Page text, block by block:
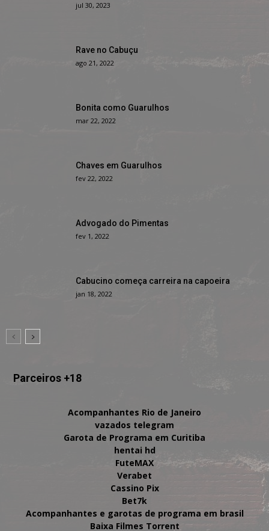
jul 30, 2023
Rave no Cabuçu
ago 21, 2022
Bonita como Guarulhos
mar 22, 2022
Chaves em Guarulhos
fev 22, 2022
Advogado do Pimentas
fev 1, 2022
Cabucino começa carreira na capoeira
jan 18, 2022
Parceiros +18
Acompanhantes Rio de Janeiro
vazados telegram
Garota de Programa em Curitiba
hentai hd
FuteMAX
Verabet
Cassino Pix
Bet7k
Acompanhantes e garotas de programa em brasil
Baixa Filmes Torrent